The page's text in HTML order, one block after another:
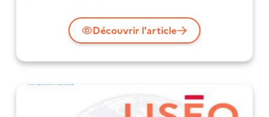
Découvrir l'article